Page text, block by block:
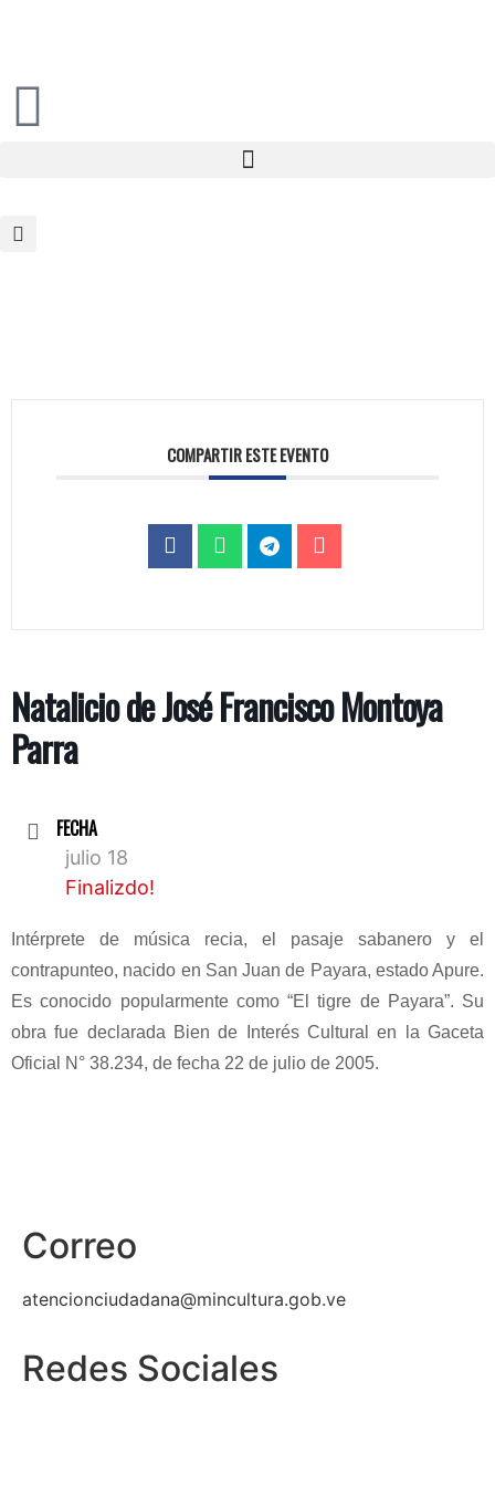
COMPARTIR ESTE EVENTO
Natalicio de José Francisco Montoya
Parra
FECHA
julio 18
Finalizdo!
Intérprete de música recia, el pasaje sabanero y el
contrapunteo, nacido en San Juan de Payara, estado Apure.
Es conocido popularmente como “El tigre de Payara”. Su
obra fue declarada Bien de Interés Cultural
en la Gaceta
Oficial N° 38.234, de fecha 22 de julio de 2005.
Correo
atencionciudadana@mincultura.gob.ve
Redes Sociales